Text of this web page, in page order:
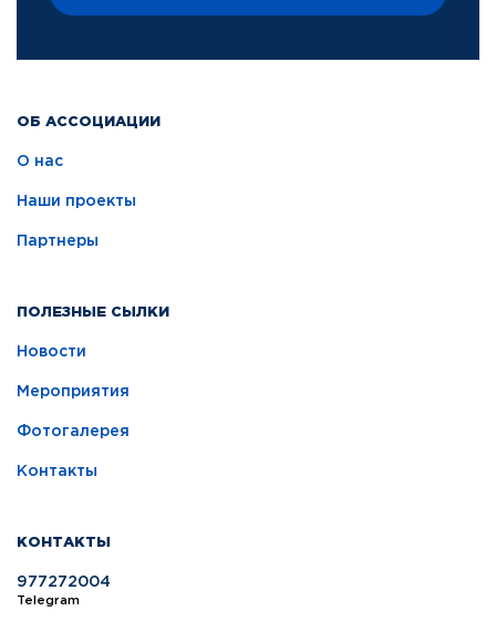
ОБ АССОЦИАЦИИ
О нас
Наши проекты
Партнеры
ПОЛЕЗНЫЕ СЫЛКИ
Новости
Мероприятия
Фотогалерея
Контакты
КОНТАКТЫ
977272004
Telegram